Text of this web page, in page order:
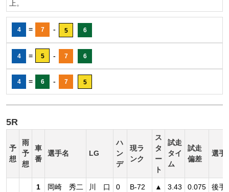
上。
4 = 7 - 5 6
4 = 5 - 7 6
4 = 6 - 7 5
5R
予
想
雨
予
想
車
番
選手名 LG
ハ
ン
デ
現ラ
ンク
ス
タ
ー
ト
試走
タイ
ム
試走
偏差
選手
1 岡崎 秀二 川 口 0 B-72 ▲ 3.43 0.075 後手